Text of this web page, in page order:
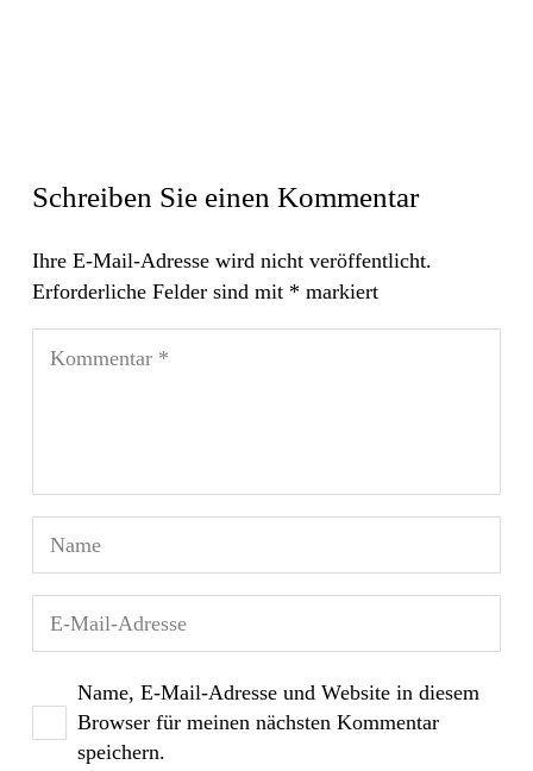
Schreiben Sie einen Kommentar
Ihre E-Mail-Adresse wird nicht veröffentlicht.
Erforderliche Felder sind mit * markiert
Name, E-Mail-Adresse und Website in diesem
Browser für meinen nächsten Kommentar
speichern.